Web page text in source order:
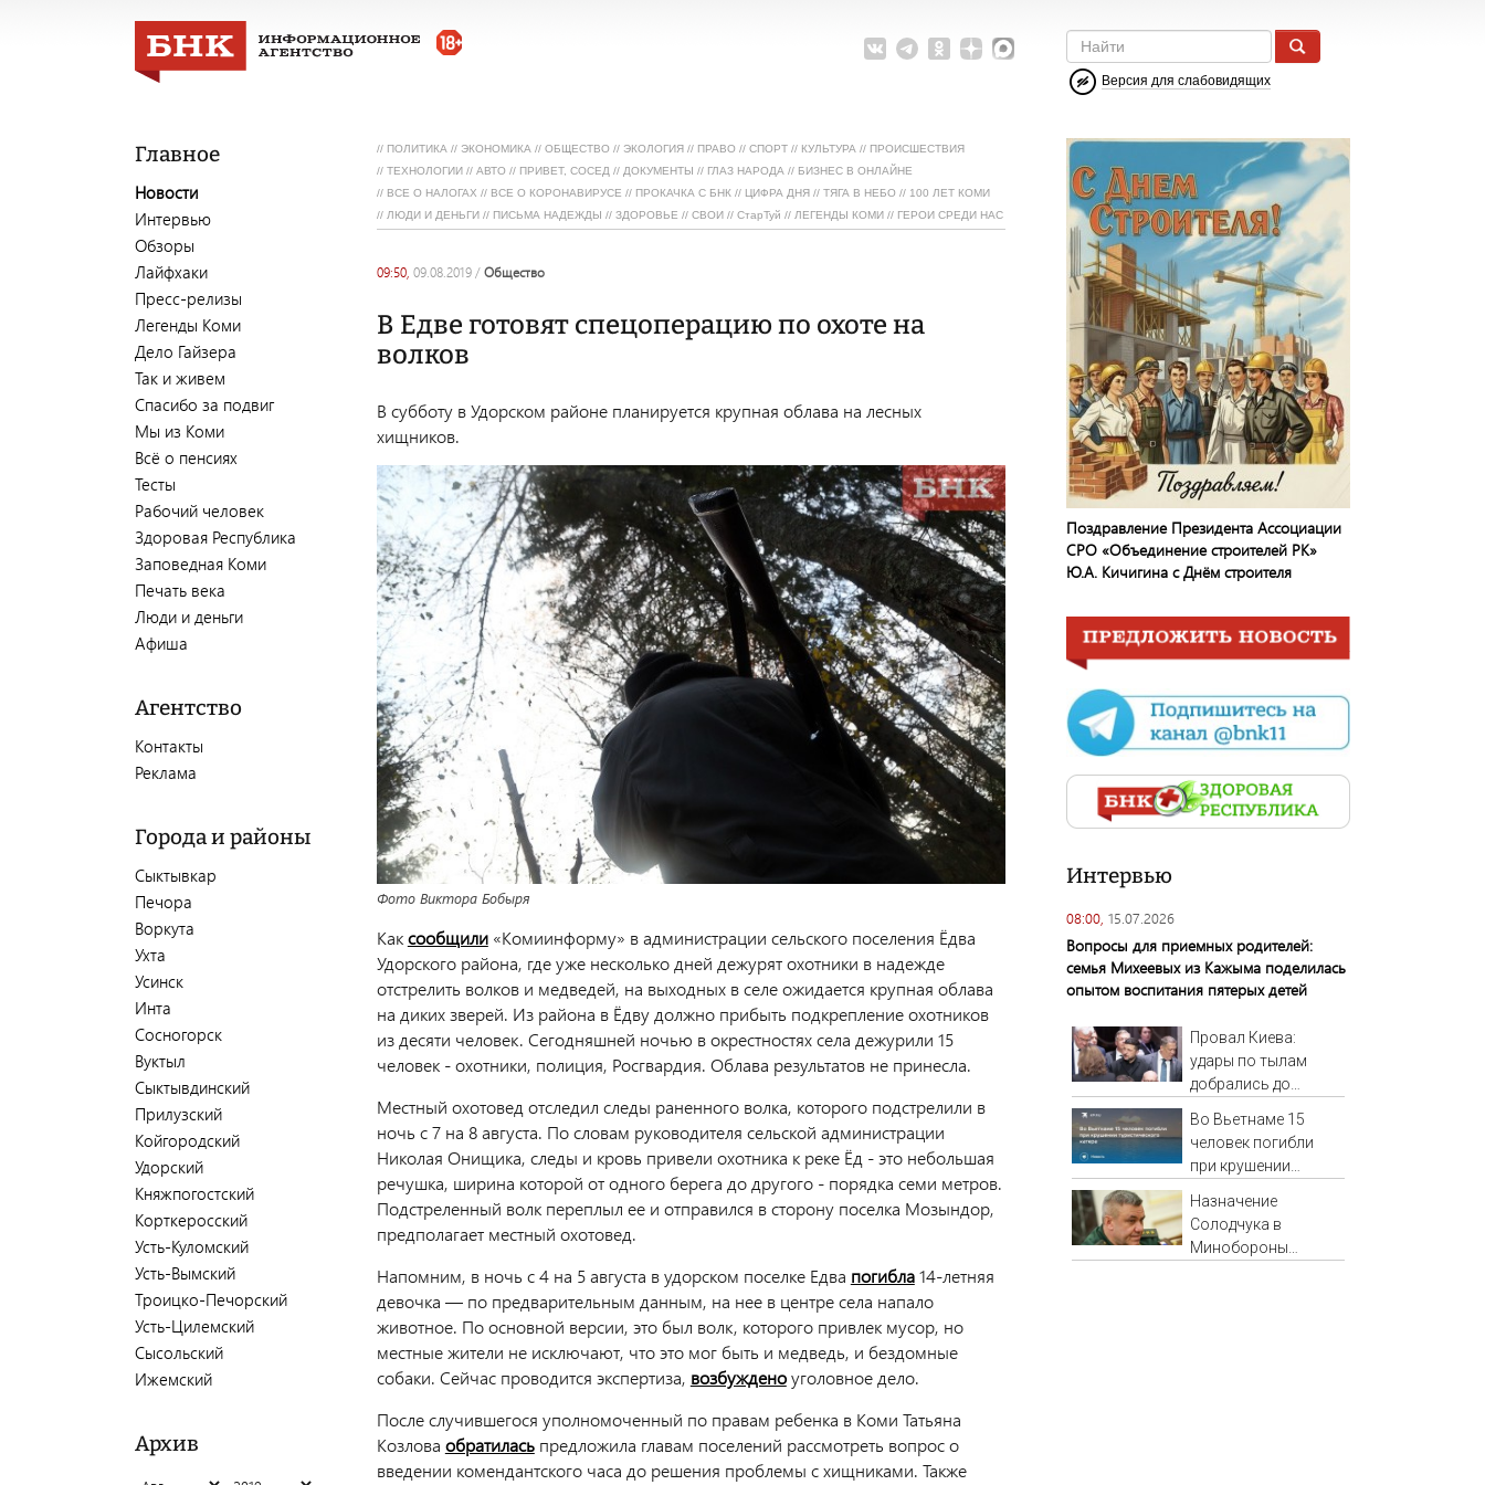
Версия для слабовидящих
Главное
Новости
Интервью
Обзоры
Лайфхаки
Пресс-релизы
Легенды Коми
Дело Гайзера
Так и живем
Спасибо за подвиг
Мы из Коми
Всё о пенсиях
Тесты
Рабочий человек
Здоровая Республика
Заповедная Коми
Печать века
Люди и деньги
Афиша
Агентство
Контакты
Реклама
Города и районы
Сыктывкар
Печора
Воркута
Ухта
Усинск
Инта
Сосногорск
Вуктыл
Сыктывдинский
Прилузский
Койгородский
Удорский
Княжпогостский
Корткеросский
Усть-Куломский
Усть-Вымский
Троицко-Печорский
Усть-Цилемский
Сысольский
Ижемский
Архив
// ПОЛИТИКА // ЭКОНОМИКА // ОБЩЕСТВО // ЭКОЛОГИЯ // ПРАВО // СПОРТ // КУЛЬТУРА // ПРОИСШЕСТВИЯ
// ТЕХНОЛОГИИ // АВТО // ПРИВЕТ, СОСЕД // ДОКУМЕНТЫ // ГЛАЗ НАРОДА // БИЗНЕС В ОНЛАЙНЕ
// ВСЕ О НАЛОГАХ // ВСЕ О КОРОНАВИРУСЕ // ПРОКАЧКА С БНК // ЦИФРА ДНЯ // ТЯГА В НЕБО // 100 ЛЕТ КОМИ
// ЛЮДИ И ДЕНЬГИ // ПИСЬМА НАДЕЖДЫ // ЗДОРОВЬЕ // СВОИ // СтарТуй // ЛЕГЕНДЫ КОМИ // ГЕРОИ СРЕДИ НАС
09:50, 09.08.2019 / общество
В Едве готовят спецоперацию по охоте на
волков
В субботу в Удорском районе планируется крупная облава на лесных
хищников.
Фото Виктора Бобыря
Каксообщили«Комиинформу» в администрации сельского поселения Ёдва
Удорского района, где уже несколько дней дежурят охотники в надежде
отстрелить волков и медведей, на выходных в селе ожидается крупная облава
на диких зверей. Из района в Ёдву должно прибыть подкрепление охотников
из десяти человек. Сегодняшней ночью в окрестностях села дежурили 15
человек - охотники, полиция, Росгвардия. Облава результатов не принесла.
Местный охотовед отследил следы раненного волка, которого подстрелили в
ночь с 7 на 8 августа. По словам руководителя сельской администрации
Николая Онищика, следы и кровь привели охотника к реке Ёд - это небольшая
речушка, ширина которой от одного берега до другого - порядка семи метров.
Подстреленный волк переплыл ее и отправился в сторону поселка Мозындор,
предполагает местный охотовед.
Напомним, в ночь с 4 на 5 августа в удорском поселке Едва погибла14-летняя
девочка — по предварительным данным, на нее в центре села напало
животное. По основной версии, это был волк, которого привлек мусор, но
местные жители не исключают, что это мог быть и медведь, и бездомные
собаки. Сейчас проводится экспертиза, возбужденоуголовное дело.
После случившегося уполномоченный по правам ребенка в Коми Татьяна
Козлова обратиласьпредложила главам поселений рассмотреть вопрос о
введении комендантского часа до решения проблемы с хищниками. Также
Поздравление Президента Ассоциации
СРО «Объединение строителей РК»
Ю.А. Кичигина с Днём строителя
Интервью
08:00, 15.07.2026
Вопросы для приемных родителей:
семья Михеевых из Кажыма поделилась
опытом воспитания пятерых детей
Провал Киева:
удары по тылам
добрались до
быстрее, чем до
России
Во Вьетнаме 15
человек погибли
при крушении
катера
Назначение
Солодчука в
Минобороны